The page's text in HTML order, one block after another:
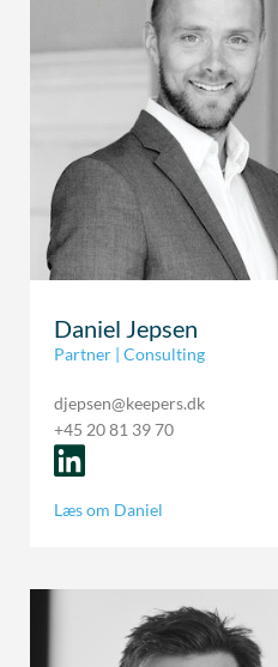
Daniel Jepsen
Partner | Consulting
djepsen@keepers.dk
+45 20 81 39 70
Læs om Daniel